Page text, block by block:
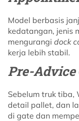
Model berbasis
kedatangan, jenis
mengurangi dock
kerja lebih stabil.
Pre-Advice
Sebelum truk tiba,
detail pallet, dan
di gate dan